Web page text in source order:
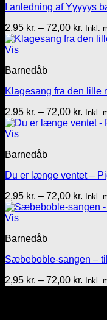
I anledning af Yyyyys
2,95 kr. – 72,00 kr.
2,95
Inkl.
Vis
Barnedåb
Klagesang fra den lille
2,95 kr. – 72,00 kr.
2,95
Inkl.
Vis
Barnedåb
Du er længe ventet –
2,95 kr. – 72,00 kr.
2,95
Inkl.
Vis
Barnedåb
Sæbeboble-sangen –
2,95 kr. – 72,00 kr. Inkl.